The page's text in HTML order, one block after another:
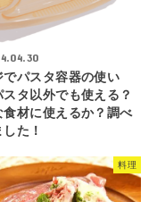
でパスタ容器の使い
スタ以外でも使える？
食材に使えるか？調べ
た！
料理